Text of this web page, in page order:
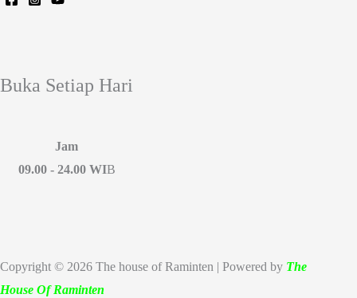
Buka Setiap Hari
Jam
09.00 - 24.00 WIB
Copyright © 2026 The house of Raminten | Powered by The
House Of Raminten